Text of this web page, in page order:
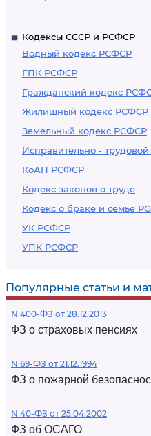
Кодексы СССР и РСФСР
Водный кодекс РСФСР
ГПК РСФСР
Гражданский кодекс
Жилищный кодекс РСФСР
Земельный кодекс РСФСР
Исправительно -
КоАП РСФСР
Кодекс законов о труде
Кодекс о браке и семье
УК РСФСР
УПК РСФСР
Популярные статьи и
N 400-ФЗ от 28.12.2013
ФЗ о страховых пенсиях
N 69-ФЗ от 21.12.1994
ФЗ о пожарной
N 40-ФЗ от 25.04.2002
ФЗ об ОСАГО